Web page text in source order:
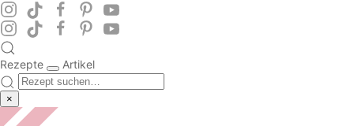
Rezepte Artikel
×